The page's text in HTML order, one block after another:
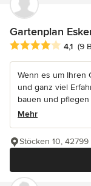
Gartenplan
Durchschnittliche
4,1 (9
Wenn es um Ihren
und ganz viel
bauen und pflegen
Mehr
Stöcken 10,